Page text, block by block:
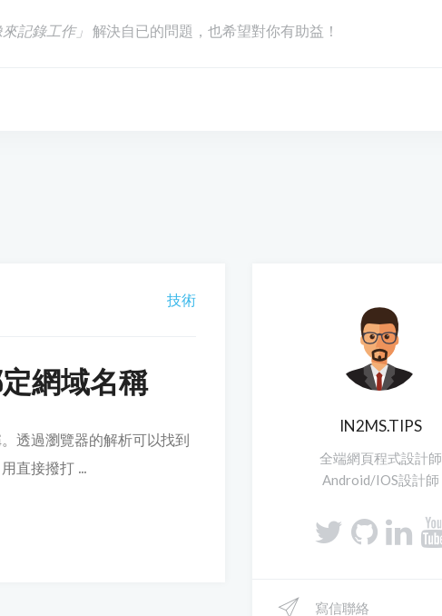
記錄工作」 解決自已的問題，也希望對你有助益！
技術
網域名稱
透過瀏覽器的解析可以找到
直接撥打 ...
IN2MS.TIPS
全端網頁程式設計師
Android/IOS設計師
寫信聯絡